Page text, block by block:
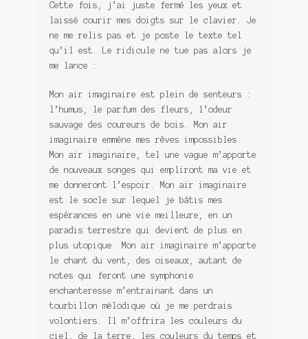
Cette fois, j’ai juste fermé les yeux et
laissé courir mes doigts sur le clavier. Je
ne me relis pas et je poste le texte tel
qu’il est. Le ridicule ne tue pas alors je
me lance :
Mon air imaginaire est plein de senteurs :
l’humus, le parfum des fleurs, l’odeur
sauvage des coureurs de bois. Mon air
imaginaire emmène mes rêves impossibles.
Mon air imaginaire, tel une vague m’apporte
de nouveaux songes qui empliront ma vie et
me donneront l’espoir. Mon air imaginaire
est le socle sur lequel je bâtis mes
espérances en une vie meilleure, en un
paradis terrestre qui devient de plus en
plus utopique. Mon air imaginaire m’apporte
le chant du vent, des oiseaux, autant de
notes qui feront une symphonie
enchanteresse m’entrainant dans un
tourbillon mélodique où je me perdrais
volontiers. Il m’offrira les couleurs du
ciel, de la terre, les couleurs du temps et